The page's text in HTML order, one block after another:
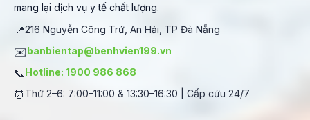
mang lại dịch vụ y tế chất lượng.
📍216 Nguyễn Công Trứ, An Hải, TP Đà Nẵng
✉️banbientap@benhvien199.vn
📞Hotline: 1900 986 868
⏰ Thứ 2–6: 7:00–11:00 & 13:30–16:30 | Cấp cứu 24/7